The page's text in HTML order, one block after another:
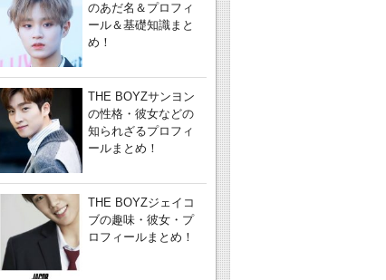
のあだ名＆プロフィ
ール＆基礎知識まと
め！
THE BOYZサンヨン
の性格・彼女などの
知られざるプロフィ
ールまとめ！
THE BOYZジェイコ
ブの趣味・彼女・プ
ロフィールまとめ！